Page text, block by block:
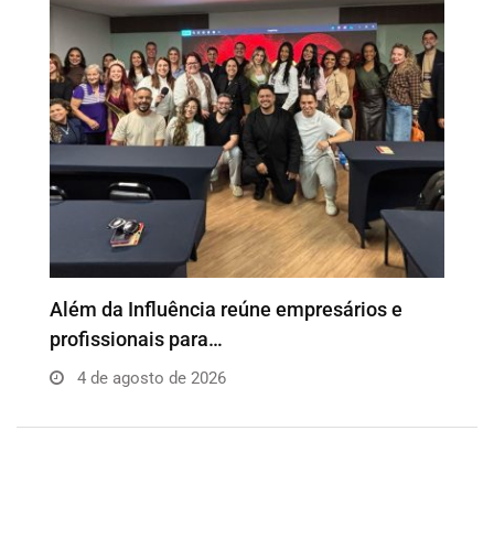
Além da Influência reúne empresários e
profissionais para…
4 de agosto de 2026